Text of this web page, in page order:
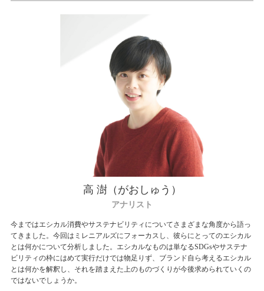
高 澍（がおしゅう）
アナリスト
今まではエシカル消費やサステナビリティについてさまざまな角度から語っ
てきました。今回はミレニアルズにフォーカスし、彼らにとってのエシカル
とは何かについて分析しました。エシカルなものは単なるSDGsやサステナ
ビリティの枠にはめて実行だけでは物足りず、ブランド自ら考えるエシカル
とは何かを解釈し、それを踏まえた上のものづくりが今後求められていくの
ではないでしょうか。